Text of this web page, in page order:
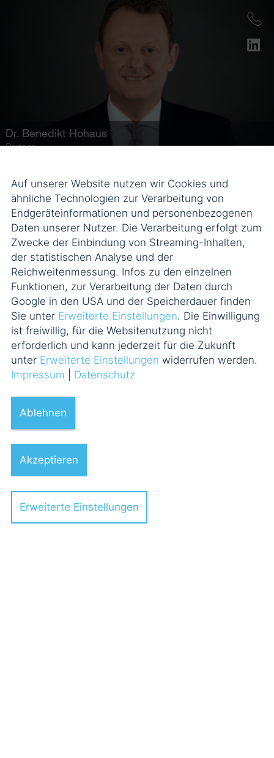
Dr. Benedikt Hohaus
Partner
Silke Simmer, LL.M.
Counsel
alle Berater
Kontakt
Cookie-Einstellungen
Auf unserer Website nutzen wir Cookies und
ähnliche Technologien zur Verarbeitung von
Endgeräteinformationen und personenbezogenen
Daten unserer Nutzer. Die Verarbeitung erfolgt zum
Zwecke der Einbindung von Streaming-Inhalten,
der statistischen Analyse und der
Reichweitenmessung. Infos zu den einzelnen
Funktionen, zur Verarbeitung der Daten durch
Google in den USA und der Speicherdauer finden
Sie unter Erweiterte Einstellungen. Die Einwilligung
ist freiwillig, für die Websitenutzung nicht
erforderlich und kann jederzeit für die Zukunft
unter Erweiterte Einstellungen widerrufen werden.
Impressum
Datenschutz
Ablehnen
Akzeptieren
Erweiterte Einstellungen